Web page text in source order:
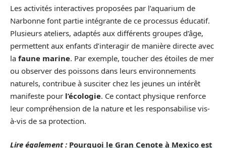
Les activités interactives proposées par l’aquarium de
Narbonne font partie intégrante de ce processus éducatif.
Plusieurs ateliers, adaptés aux différents groupes d’âge,
permettent aux enfants d’interagir de manière directe avec
la faune marine. Par exemple, toucher des étoiles de mer
ou observer des poissons dans leurs environnements
naturels, contribue à susciter chez les jeunes un intérêt
manifeste pour l’écologie. Ce contact physique renforce
leur compréhension de la nature et les responsabilise vis-
à-vis de sa protection.
Lire également : Pourquoi le Gran Cenote à Mexico est